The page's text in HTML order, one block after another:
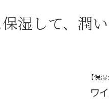
湿して、潤
【保湿
ワ